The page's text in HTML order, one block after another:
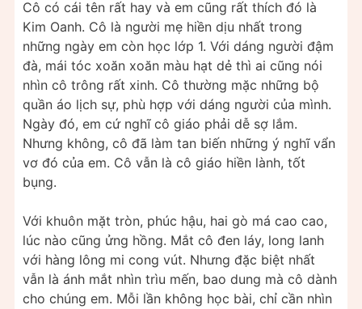
Cô có cái tên rất hay và em cũng rất thích đó là
Kim Oanh. Cô là người mẹ hiền dịu nhất trong
những ngày em còn học lớp 1. Với dáng người đậm
đà, mái tóc xoăn xoăn màu hạt dẻ thì ai cũng nói
nhìn cô trông rất xinh. Cô thường mặc những bộ
quần áo lịch sự, phù hợp với dáng người của mình.
Ngày đó, em cứ nghĩ cô giáo phải dễ sợ lắm.
Nhưng không, cô đã làm tan biến những ý nghĩ vẩn
vơ đó của em. Cô vẫn là cô giáo hiền lành, tốt
bụng.
Với khuôn mặt tròn, phúc hậu, hai gò má cao cao,
lúc nào cũng ửng hồng. Mắt cô đen láy, long lanh
với hàng lông mi cong vút. Nhưng đặc biệt nhất
vẫn là ánh mắt nhìn trìu mến, bao dung mà cô dành
cho chúng em. Mỗi lần không học bài, chỉ cần nhìn